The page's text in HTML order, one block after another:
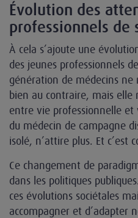
Évolution des
professionnels de
À cela s’ajoute une
des jeunes professionnels
génération de médecins ne
bien au contraire, mais elle
entre vie professionnelle et
du médecin de campagne
isolé, n’attire plus. Et c’est
Ce changement de
dans les politiques
ces évolutions sociétales
accompagner et d’adapter